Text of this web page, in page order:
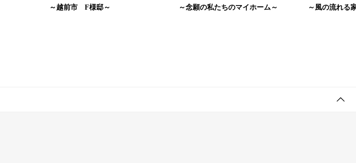
～越前市 F様邸～ ～念願の私たちのマイホーム～ ～風の流れる